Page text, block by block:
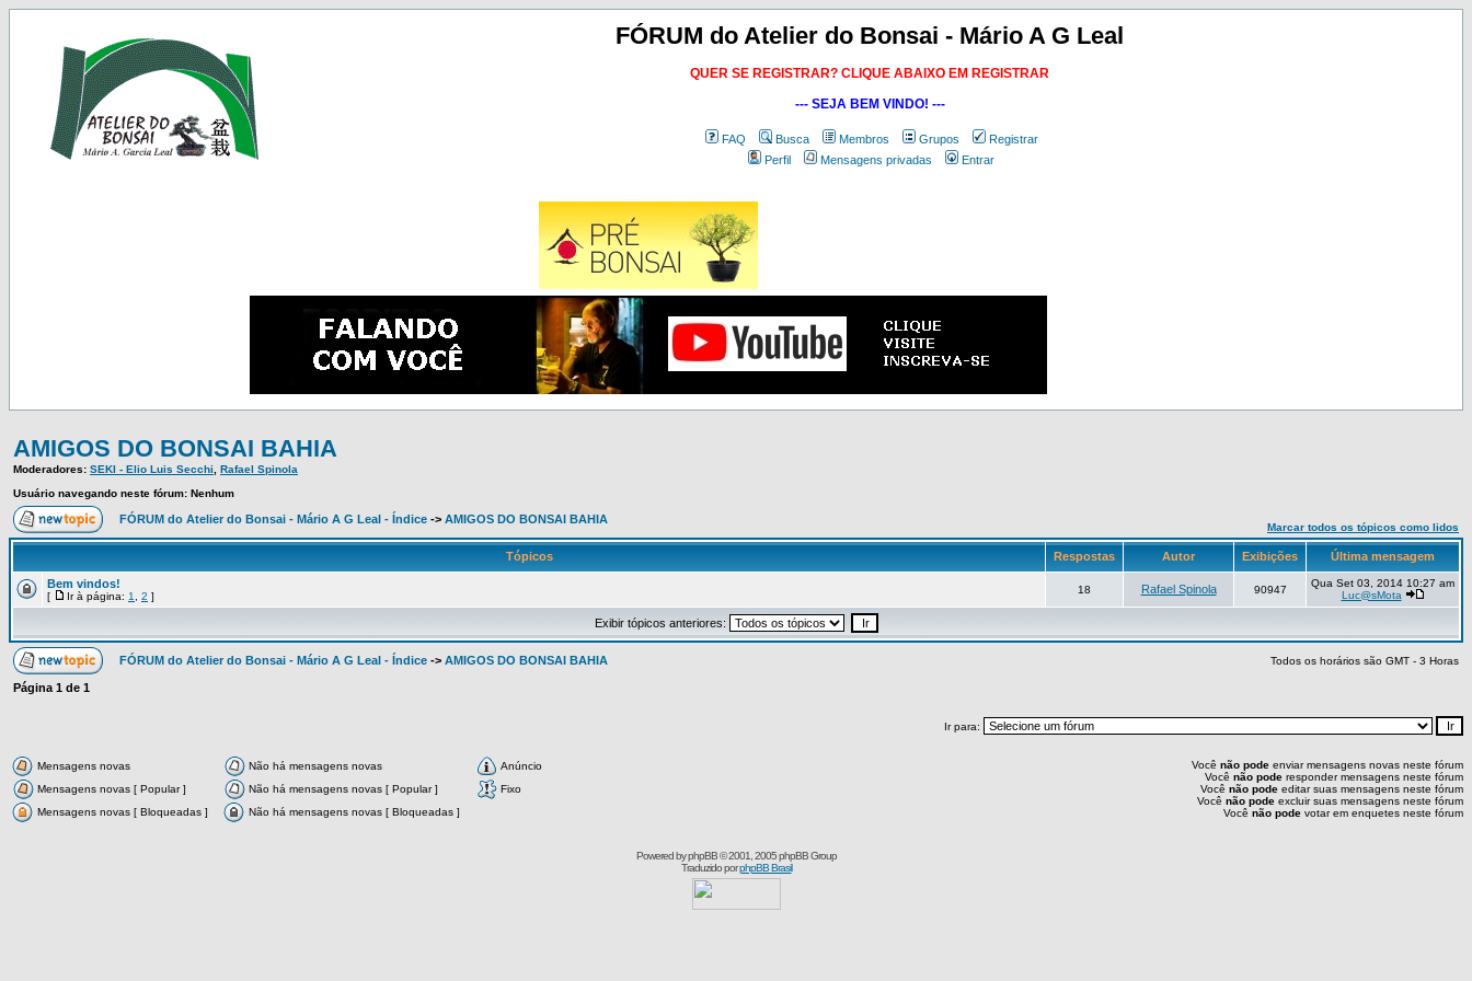
FÓRUM do Atelier do Bonsai - Mário A G Leal
QUER SE REGISTRAR? CLIQUE ABAIXO EM REGISTRAR
--- SEJA BEM VINDO! ---
FAQ Busca Membros Grupos
Registrar
Perfil
Mensagens privadas Entrar
AMIGOS DO BONSAI BAHIA
Moderadores: SEKI - Elio Luis Secchi
Rafael Spinola
Usuário navegando neste fórum: Nenhum
FÓRUM do Atelier do Bonsai - Mário A G Leal - Índice -> AMIGOS DO BONSAI BAHIA
Marcar todos os tópicos como lidos
Tópicos Respostas Autor Exibições Última mensagem
Bem vindos!
[ Ir à página: 1 2 ]
18 Rafael Spinola 90947
Qua Set 03, 2014 10:27 am
Luc@sMota
Exibir tópicos anteriores:
FÓRUM do Atelier do Bonsai - Mário A G Leal - Índice -> AMIGOS DO BONSAI BAHIA Todos os horários são GMT - 3 Horas
Página 1 de 1
Ir para:
Mensagens novas Não há mensagens novas
Anúncio
Mensagens novas [ Popular ]
Não há mensagens novas [ Popular ]
Fixo
Mensagens novas [ Bloqueadas ]
Não há mensagens novas [ Bloqueadas ]
Você não pode enviar mensagens novas neste fórum
Você não pode responder mensagens neste fórum
Você não pode editar suas mensagens neste fórum
Você não pode excluir suas mensagens neste fórum
Você não pode votar em enquetes neste fórum
Powered byphpBB© 2001, 2005 phpBB Group
Traduzido porphpBB Brasil